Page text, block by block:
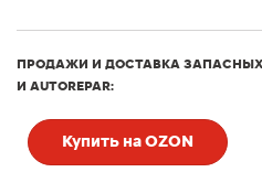
ПРОДАЖИ И ДОСТАВКА ЗАПАСНЫХ
И AUTOREPAR:
Купить на OZON